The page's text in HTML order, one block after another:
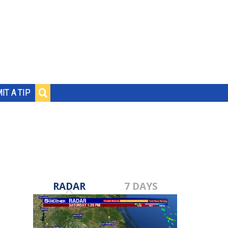
A TIP
RADAR 7 DAYS